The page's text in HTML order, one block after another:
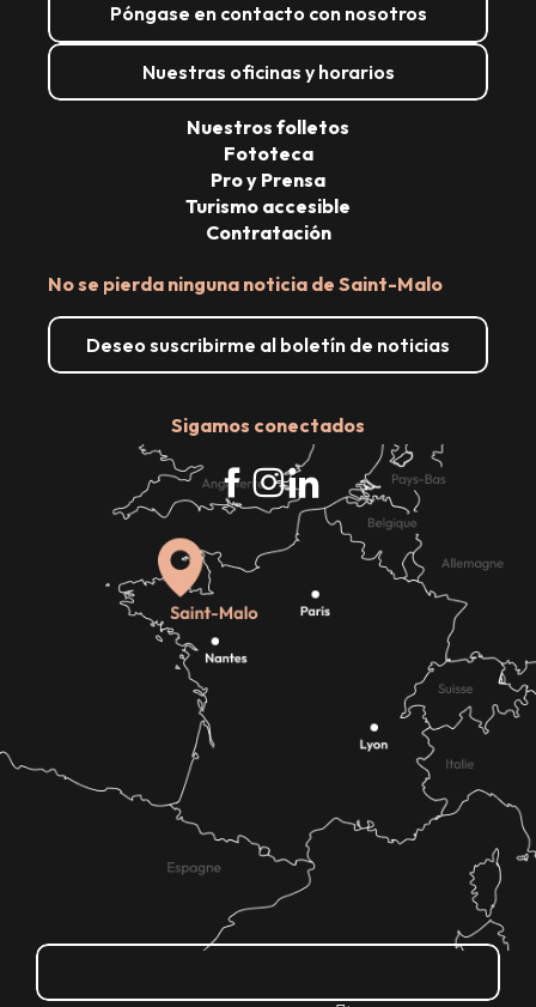
Póngase en contacto con nosotros
Nuestras oficinas y horarios
No se pierda ninguna noticia de Saint-Malo
Deseo suscribirme al boletín de noticias
Sigamos conectados
Nuestros folletos
Fototeca
Pro y Prensa
Turismo accesible
Contratación